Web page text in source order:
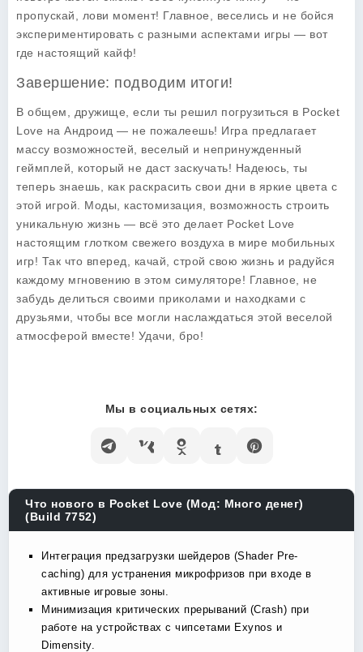
пропускай, лови момент! Главное, веселись и не бойся
экспериментировать с разными аспектами игры — вот
где настоящий кайф!
Завершение: подводим итоги!
В общем, дружище, если ты решил погрузиться в Pocket
Love на Андроид — не пожалеешь! Игра предлагает
массу возможностей, веселый и непринужденный
геймплей, который не даст заскучать! Надеюсь, ты
теперь знаешь, как раскрасить свои дни в яркие цвета с
этой игрой. Моды, кастомизация, возможность строить
уникальную жизнь — всё это делает Pocket Love
настоящим глотком свежего воздуха в мире мобильных
игр! Так что вперед, качай, строй свою жизнь и радуйся
каждому мгновению в этом симуляторе! Главное, не
забудь делиться своими приколами и находками с
друзьями, чтобы все могли наслаждаться этой веселой
атмосферой вместе! Удачи, бро!
Мы в социальных сетях:
Что нового в Pocket Love (Мод: Много денег)
(Build 7752)
Интеграция предзагрузки шейдеров (Shader Pre-
caching) для устранения микрофризов при входе в
активные игровые зоны.
Минимизация критических прерываний (Crash) при
работе на устройствах с чипсетами Exynos и
Dimensity.